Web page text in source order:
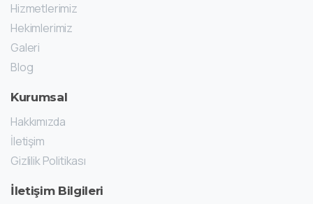
Hizmetlerimiz
Hekimlerimiz
Galeri
Blog
Kurumsal
Hakkımızda
İletişim
Gizlilik Politikası
İletişim Bilgileri